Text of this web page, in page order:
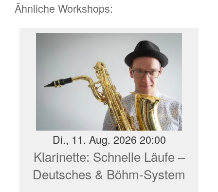
Ähnliche Workshops:
Di., 11. Aug. 2026 20:00
Klarinette: Schnelle Läufe –
Deutsches & Böhm-System